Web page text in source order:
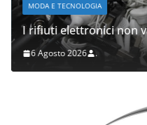
MODA E TECNOLOGIA
I rifiuti elettronici non
6 Agosto 2026 .